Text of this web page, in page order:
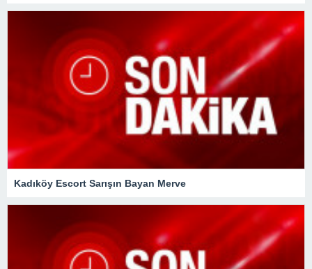
Kadıköy Escort Sarışın Bayan Merve